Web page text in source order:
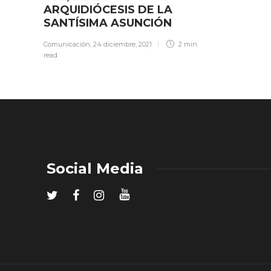
ARQUIDIÓCESIS DE LA
SANTÍSIMA ASUNCIÓN
Comunicación, 24 diciembre, 2021
2 min
read
Social Media